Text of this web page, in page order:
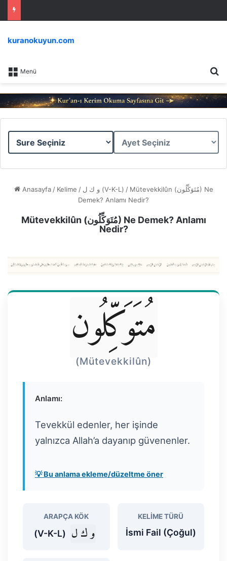
Menü
kuranokuyun.com
Sure
Ayet
Anasayfa / Kelime / و ك ل (V-K-L) / Mütevekkilûn (مُتَوَكِّلُون) Ne
Demek? Anlamı Nedir?
Mütevekkilûn (مُتَوَكِّلُون) Ne Demek? Anlamı
Nedir?
مُتَوَكِّلُون
(Mütevekkilûn)
Anlamı:
Tevekkül edenler, her işinde
yalnızca Allah’a dayanıp güvenenler.
💡 Bu anlama ekleme/düzeltme öner
ARAPÇA KÖK
و ك ل (V-K-L)
KELIME TÜRÜ
İsmi Fail (Çoğul)